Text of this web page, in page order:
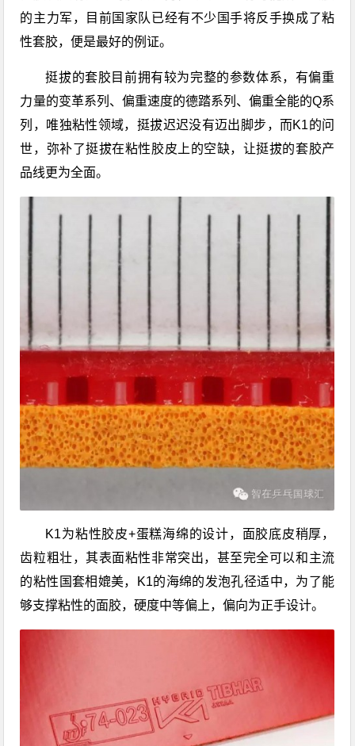
的主力军，目前国家队已经有不少国手将反手换成了粘
性套胶，便是最好的例证。
挺拔的套胶目前拥有较为完整的参数体系，有偏重
力量的变革系列、偏重速度的德踏系列、偏重全能的Q系
列，唯独粘性领域，挺拔迟迟没有迈出脚步，而K1的问
世，弥补了挺拔在粘性胶皮上的空缺，让挺拔的套胶产
品线更为全面。
K1为粘性胶皮+蛋糕海绵的设计，面胶底皮稍厚，
齿粒粗壮，其表面粘性非常突出，甚至完全可以和主流
的粘性国套相媲美，K1的海绵的发泡孔径适中，为了能
够支撑粘性的面胶，硬度中等偏上，偏向为正手设计。